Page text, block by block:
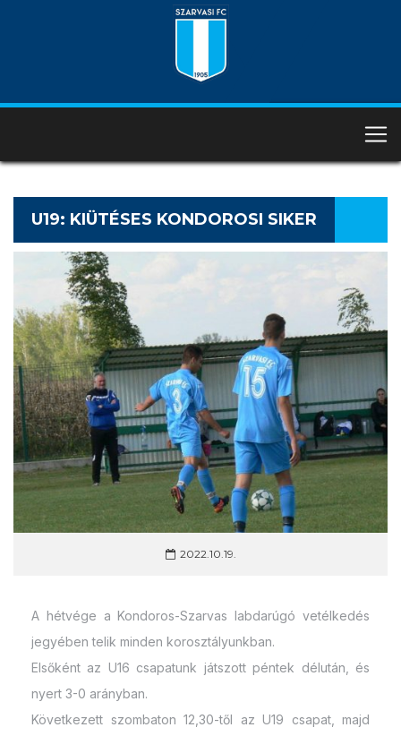
U19: KIÜTÉSES KONDOROSI SIKER
2022.10.19.
A hétvége a Kondoros-Szarvas labdarúgó vetélkedés
jegyében telik minden korosztályunkban.
Elsőként az U16 csapatunk játszott péntek délután, és
nyert 3-0 arányban.
Következett szombaton 12,30-től az U19 csapat, majd